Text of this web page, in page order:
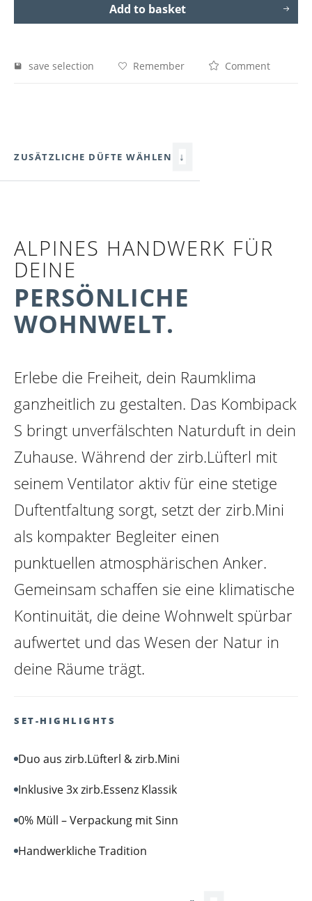
Add to basket
save selection Remember Comment
ZUSÄTZLICHE DÜFTE WÄHLEN ↓
ALPINES HANDWERK FÜR
DEINE
PERSÖNLICHE
WOHNWELT.
Erlebe die Freiheit, dein Raumklima
ganzheitlich zu gestalten. Das Kombipack
S bringt unverfälschten Naturduft in dein
Zuhause. Während der zirb.Lüfterl mit
seinem Ventilator aktiv für eine stetige
Duftentfaltung sorgt, setzt der zirb.Mini
als kompakter Begleiter einen
punktuellen atmosphärischen Anker.
Gemeinsam schaffen sie eine klimatische
Kontinuität, die deine Wohnwelt spürbar
aufwertet und das Wesen der Natur in
deine Räume trägt.
SET-HIGHLIGHTS
Duo aus zirb.Lüfterl & zirb.Mini
Inklusive 3x zirb.Essenz Klassik
0% Müll – Verpackung mit Sinn
Handwerkliche Tradition